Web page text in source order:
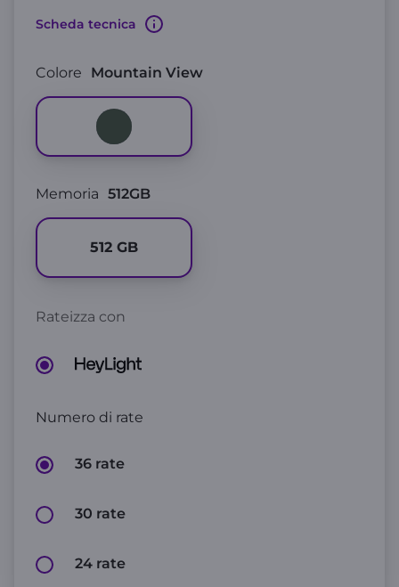
Scheda tecnica
Memoria 512GB
512 GB
Colore Mountain View
Rateizza con
Numero di rate
36 rate
30 rate
24 rate